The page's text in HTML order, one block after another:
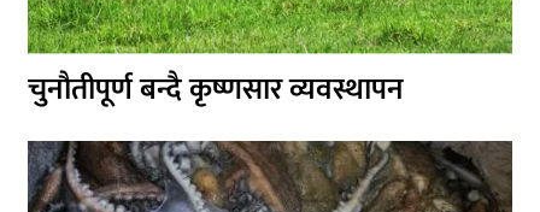
चुनौतीपूर्ण बन्दै कृष्णसार व्यवस्थापन